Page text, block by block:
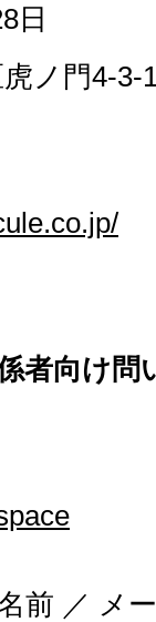
日
門4-3-1
者向け
前 ／ メ